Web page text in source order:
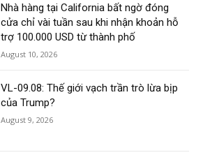
Nhà hàng tại California bất ngờ đóng
cửa chỉ vài tuần sau khi nhận khoản hỗ
trợ 100.000 USD từ thành phố
August 10, 2026
VL-09.08: Thế giới vạch trần trò lừa bịp
của Trump?
August 9, 2026